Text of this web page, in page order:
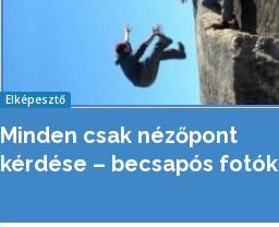
Elképesztő
Minden csak nézőpont
kérdése – becsapós fotók